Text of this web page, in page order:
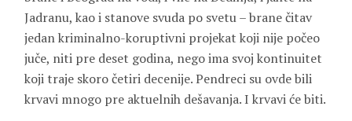
Jadranu, kao i stanove svuda po svetu – brane čitav
jedan kriminalno-koruptivni projekat koji nije počeo
juče, niti pre deset godina, nego ima svoj kontinuitet
koji traje skoro četiri decenije. Pendreci su ovde bili
krvavi mnogo pre aktuelnih dešavanja. I krvavi će biti.